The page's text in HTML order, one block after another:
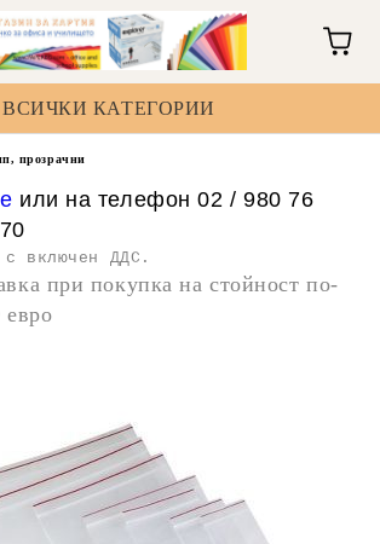
ВСИЧКИ КАТЕГОРИИ
прозрачни
или на телефон 02 / 980 76
включен ДДС.
при покупка на стойност по-
евро